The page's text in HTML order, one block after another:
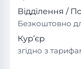
Відділення /
Безкоштовно
Кур’єр
згідно з